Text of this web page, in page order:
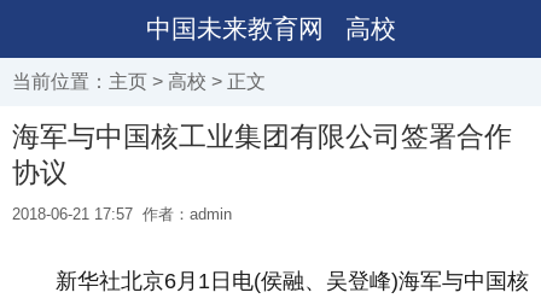
中国未来教育网 高校
当前位置： 主页 > 高校 > 正文
海军与中国核工业集团有限公司签署合作
协议
2018-06-21 17:57 作者：admin
新华社北京6月1日电(侯融、吴登峰)海军与中国核